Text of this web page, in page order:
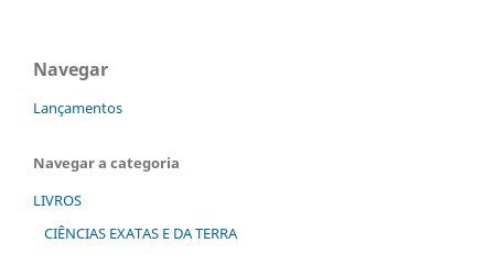
Navegar
Lançamentos
Navegar a categoria
LIVROS
CIÊNCIAS EXATAS E DA TERRA